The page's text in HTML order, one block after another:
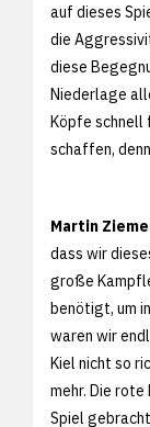
auf dieses
die
diese
Niederlage
Köpfe schnell
schaffen,
Martin
dass wir
große
benötigt, um
waren wir
Kiel nicht so
mehr. Die
Spiel